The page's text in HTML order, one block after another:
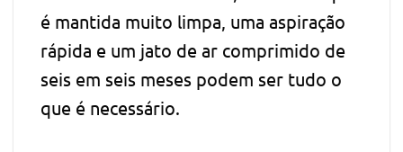
é mantida muito limpa, uma aspiração
rápida e um jato de ar comprimido de
seis em seis meses podem ser tudo o
que é necessário.